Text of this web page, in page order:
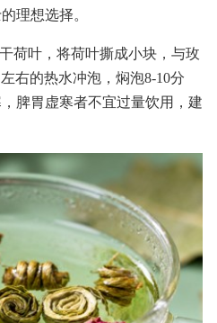
理想选择。
荷叶，将荷叶撕成小块，与玫
右的热水冲泡，焖泡8-10分
脾胃虚寒者不宜过量饮用，建